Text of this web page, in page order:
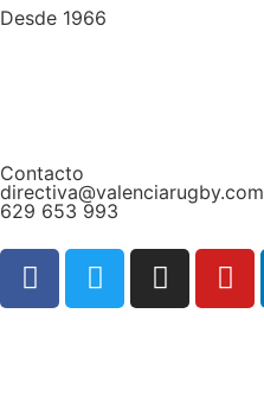
Desde 1966
Contacto
directiva@valenciarugby.com
629 653 993